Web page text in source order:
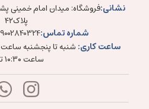
نشانی:فروشگاه: میدان امام خمینی
پلاک۴۲
شماره تماس:
ساعت کاری:
ساعت ۱۰:۳۰ تا ۲۰